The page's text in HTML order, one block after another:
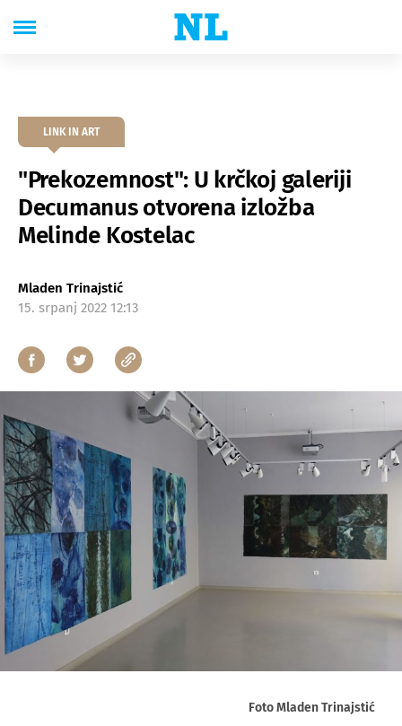
LINK IN ART
"Prekozemnost": U krčkoj galeriji
Decumanus otvorena izložba
Melinde Kostelac
Mladen Trinajstić
15. srpanj 2022 12:13
Foto Mladen Trinajstić